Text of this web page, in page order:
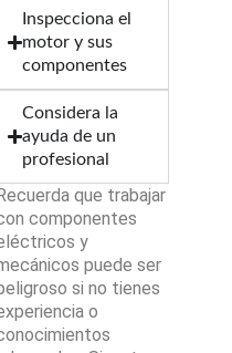
Inspecciona el
motor y sus
componentes
Considera la
ayuda de un
profesional
Recuerda que trabajar
componentes
y
puede ser
si no tienes
o